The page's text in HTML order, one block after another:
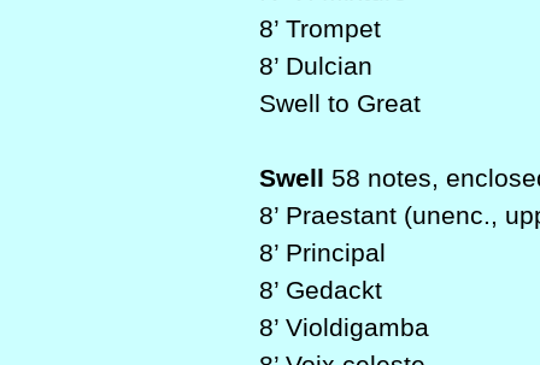
8’ Trompet
8’ Dulcian
Swell to Great
Swell 58 notes,
8’ Praestant (unenc.,
8’ Principal
8’ Gedackt
8’ Violdigamba